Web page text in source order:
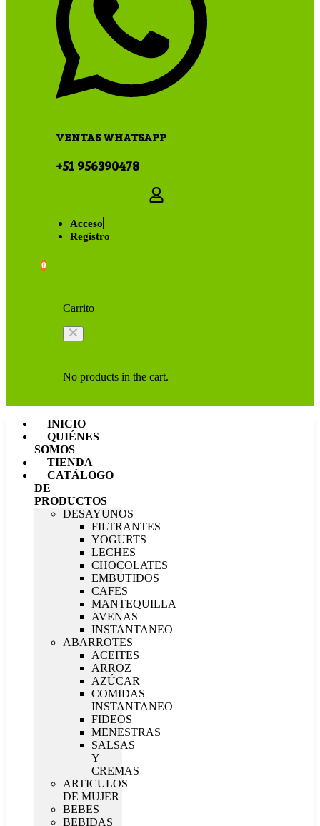
VENTAS WHATSAPP
+51 956390478
Acceso
Registro
0
Carrito
No products in the cart.
INICIO
QUIÉNES
SOMOS
TIENDA
CATÁLOGO
DE
PRODUCTOS
DESAYUNOS
FILTRANTES
YOGURTS
LECHES
CHOCOLATES
EMBUTIDOS
CAFES
MANTEQUILLA
AVENAS
INSTANTANEO
ABARROTES
ACEITES
ARROZ
AZÚCAR
COMIDAS
INSTANTANEO
FIDEOS
MENESTRAS
SALSAS
Y
CREMAS
ARTICULOS
DE MUJER
BEBES
BEBIDAS